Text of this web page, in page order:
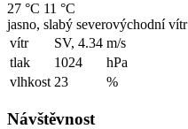
27 °C 11 °C
jasno, slabý severovýchodní vítr
vítr
SV, 4.34 m/s
tlak
1024
hPa
vlhkost 23 %
Návštěvnost